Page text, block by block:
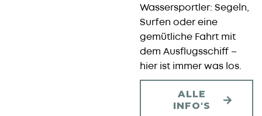
Wassersportler: Segeln,
Surfen oder eine
gemütliche Fahrt mit
dem Ausflugsschiff –
hier ist immer was los.
ALLE
INFO'S